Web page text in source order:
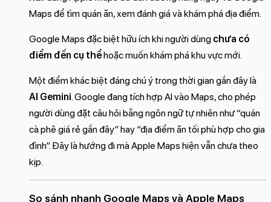
Maps để tìm quán ăn, xem đánh giá và khám phá địa điểm.
Google Maps đặc biệt hữu ích khi người dùng chưa có
điểm đến cụ thểhoặc muốn khám phá khu vực mới.
Một điểm khác biệt đáng chú ý trong thời gian gần đây là
AI Gemini. Google đang tích hợp AI vào Maps, cho phép
người dùng đặt câu hỏi bằng ngôn ngữ tự nhiên như “quán
cà phê giá rẻ gần đây” hay “địa điểm ăn tối phù hợp cho gia
đình”. Đây là hướng đi mà Apple Maps hiện vẫn chưa theo
kịp.
So sánh nhanh Google Maps và Apple Maps